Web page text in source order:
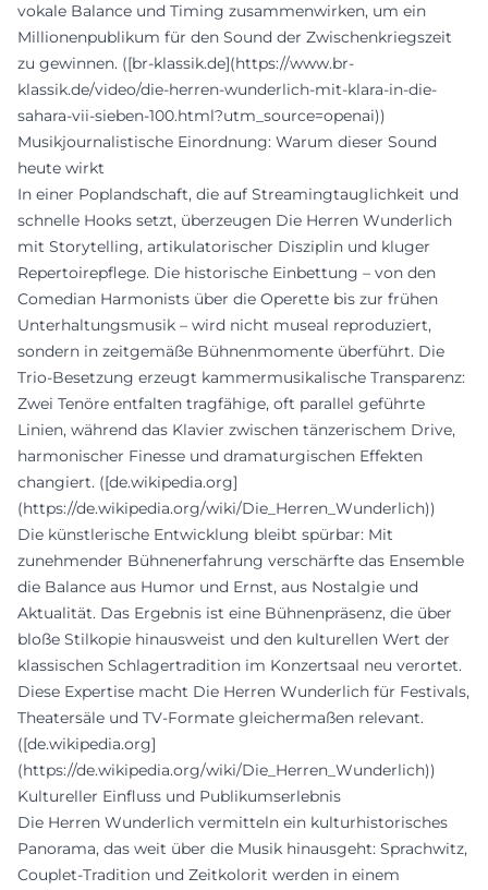
vokale Balance und Timing zusammenwirken, um ein
Millionenpublikum für den Sound der Zwischenkriegszeit
zu gewinnen. ([br-klassik.de](https://www.br-
klassik.de/video/die-herren-wunderlich-mit-klara-in-die-
sahara-vii-sieben-100.html?utm_source=openai))
Musikjournalistische Einordnung: Warum dieser Sound
heute wirkt
In einer Poplandschaft, die auf Streamingtauglichkeit und
schnelle Hooks setzt, überzeugen Die Herren Wunderlich
mit Storytelling, artikulatorischer Disziplin und kluger
Repertoirepflege. Die historische Einbettung – von den
Comedian Harmonists über die Operette bis zur frühen
Unterhaltungsmusik – wird nicht museal reproduziert,
sondern in zeitgemäße Bühnenmomente überführt. Die
Trio-Besetzung erzeugt kammermusikalische Transparenz:
Zwei Tenöre entfalten tragfähige, oft parallel geführte
Linien, während das Klavier zwischen tänzerischem Drive,
harmonischer Finesse und dramaturgischen Effekten
changiert. ([de.wikipedia.org]
(https://de.wikipedia.org/wiki/Die_Herren_Wunderlich))
Die künstlerische Entwicklung bleibt spürbar: Mit
zunehmender Bühnenerfahrung verschärfte das Ensemble
die Balance aus Humor und Ernst, aus Nostalgie und
Aktualität. Das Ergebnis ist eine Bühnenpräsenz, die über
bloße Stilkopie hinausweist und den kulturellen Wert der
klassischen Schlagertradition im Konzertsaal neu verortet.
Diese Expertise macht Die Herren Wunderlich für Festivals,
Theatersäle und TV-Formate gleichermaßen relevant.
([de.wikipedia.org]
(https://de.wikipedia.org/wiki/Die_Herren_Wunderlich))
Kultureller Einfluss und Publikumserlebnis
Die Herren Wunderlich vermitteln ein kulturhistorisches
Panorama, das weit über die Musik hinausgeht: Sprachwitz,
Couplet-Tradition und Zeitkolorit werden in einem